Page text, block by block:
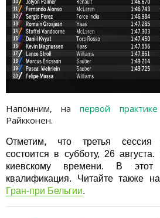
Напомним, напервой практике
Райкконен.
Отметим, что третья сессия
состоится в субботу, 26
киевскому времени. В
квалификация. Читайте также
Гран-при Бельгии.